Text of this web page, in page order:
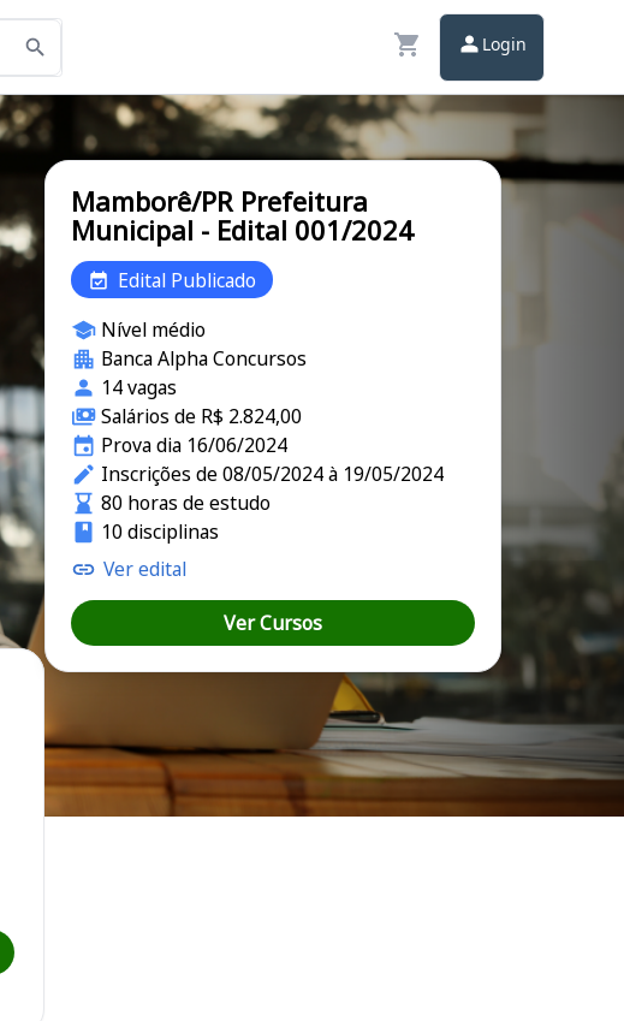
Login
Mamborê/PR Prefeitura
Municipal - Edital 001/2024
Edital Publicado
Nível médio
Banca Alpha Concursos
14 vagas
Salários de R$ 2.824,00
Prova dia 16/06/2024
Inscrições de 08/05/2024 à 19/05/2024
80 horas de estudo
10 disciplinas
Ver edital
Ver Cursos